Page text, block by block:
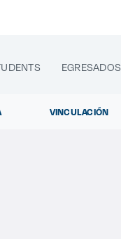
EGRESADOS
VINCULACIÓN